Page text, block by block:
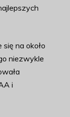
na około
niezwykle
i